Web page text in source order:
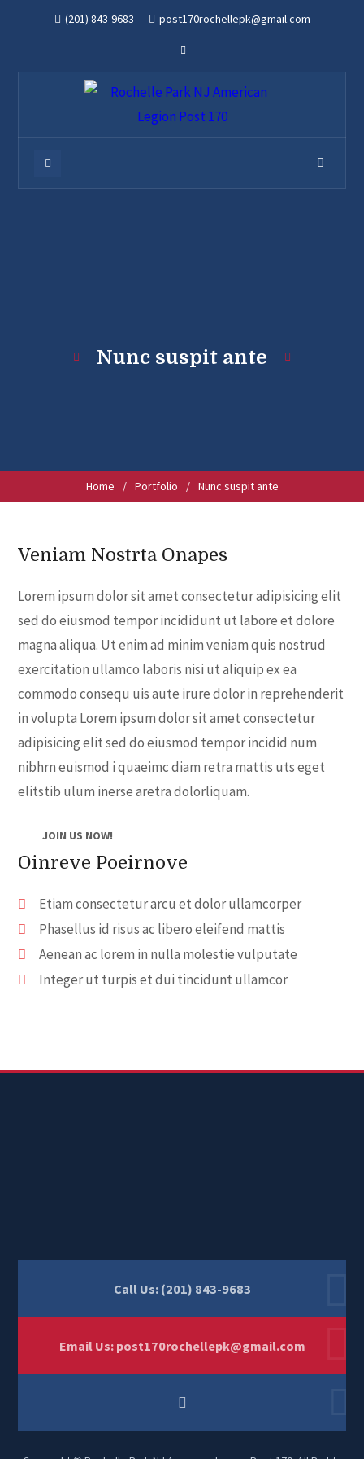
(201) 843-9683 post170rochellepk@gmail.com
Nunc suspit ante
Home / Portfolio / Nunc suspit ante
Veniam Nostrta Onapes
Lorem ipsum dolor sit amet consectetur adipisicing elit
sed do eiusmod tempor incididunt ut labore et dolore
magna aliqua. Ut enim ad minim veniam quis nostrud
exercitation ullamco laboris nisi ut aliquip ex ea
commodo consequ uis aute irure dolor in reprehenderit
in volupta Lorem ipsum dolor sit amet consectetur
adipisicing elit sed do eiusmod tempor incidid num
nibhrn euismod i quaeimc diam retra mattis uts eget
elitstib ulum inerse aretra dolorliquam.
JOIN US NOW!
Oinreve Poeirnove
Etiam consectetur arcu et dolor ullamcorper
Phasellus id risus ac libero eleifend mattis
Aenean ac lorem in nulla molestie vulputate
Integer ut turpis et dui tincidunt ullamcor
Call Us: (201) 843-9683
Email Us: post170rochellepk@gmail.com